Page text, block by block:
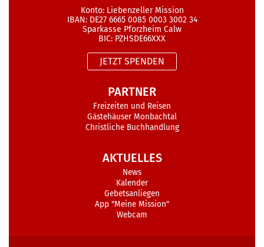
Konto: Liebenzeller Mission
IBAN: DE27 6665 0085 0003 3002 34
Sparkasse Pforzheim Calw
BIC: PZHSDE66XXX
JETZT SPENDEN
PARTNER
Freizeiten und Reisen
Gästehäuser Monbachtal
Christliche Buchhandlung
AKTUELLES
News
Kalender
Gebetsanliegen
App "Meine Mission"
Webcam